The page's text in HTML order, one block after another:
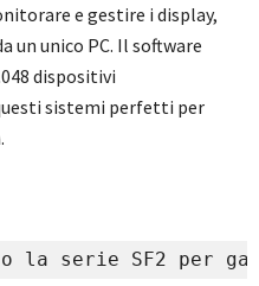
e gestire i display,
un unico PC. Il software
dispositivi
sistemi perfetti per
la serie SF2